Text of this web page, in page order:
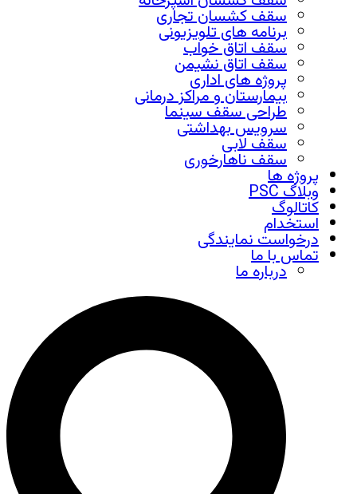
سقف کشسان تجاری
برنامه های تلویزیونی
سقف اتاق خواب
سقف اتاق نشیمن
پروژه های اداری
بیمارستان و مراکز درمانی
طراحی سقف سینما
سرویس بهداشتی
سقف لابی
سقف ناهارخوری
پروژه ها
وبلاگ PSC
کاتالوگ
استخدام
درخواست نمایندگی
تماس با ما
درباره ما